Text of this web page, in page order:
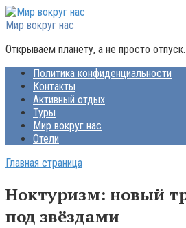
Перейти
к
Мир вокруг нас
Открываем планету, а не просто отпуск.
Политика конфиденциальности
Контакты
Активный отдых
Туры
Мир вокруг нас
Отели
Главная страница
Ноктуризм: новый
под звёздами